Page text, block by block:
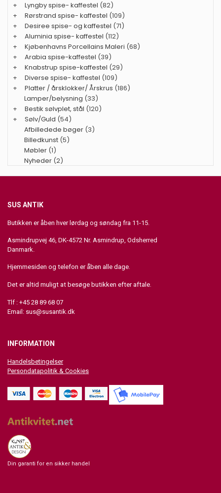
+
Lyngby spise- kaffestel (82)
+
Rørstrand spise- kaffestel (109)
+
Desiree spise- og kaffestel (71)
+
Aluminia spise- kaffestel (112)
+
Kjøbenhavns Porcellains Maleri (68)
+
Arabia spise-kaffestel (39)
+
Knabstrup spise-kaffestel (29)
+
Diverse spise- kaffestel (109)
+
Platter / årsklokker/ Årskrus (186)
Lamper/belysning (33)
+
Bestik sølvplet, stål (120)
+
Sølv/Guld (54)
Afbilledede bøger (3)
Billedkunst (5)
Møbler (1)
Nyheder (2)
SUS ANTIK
Butikken er åben hver lørdag og søndag fra 11-15.
Asmindrupvej 46, DK-4572 Nr. Asmindrup, Odsherred
Danmark.
Hjemmesiden og telefon er åben alle dage.
Det er altid muligt at besøge butikken efter aftale.
Tlf : +45 28 89 68 07
Email: sus@susantik.dk
INFORMATION
Handelsbetingelser
Persondatapolitik & Cookies
Din garanti for en sikker handel